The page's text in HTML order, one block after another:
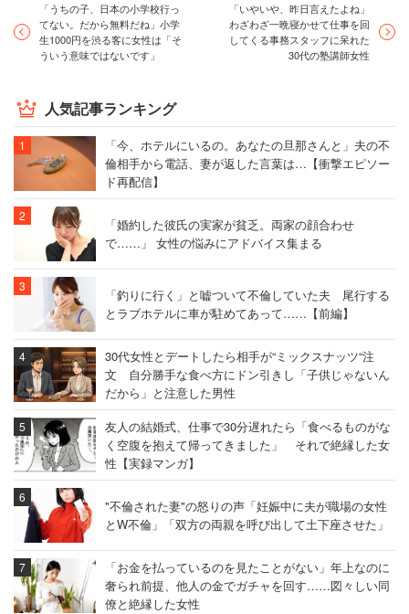
「うちの子、日本の小学校行っ
てない。だから無料だね」小学
生1000円を渋る客に女性は「そ
ういう意味ではないです」
「いやいや、昨日言えたよね」
わざわざ一晩寝かせて仕事を回
してくる事務スタッフに呆れた
30代の塾講師女性
人気記事ランキング
「今、ホテルにいるの。あなたの旦那さんと」夫の不
倫相手から電話、妻が返した言葉は…【衝撃エピソー
ド再配信】
「婚約した彼氏の実家が貧乏。両家の顔合わせ
で……」 女性の悩みにアドバイス集まる
「釣りに行く」と嘘ついて不倫していた夫 尾行する
とラブホテルに車が駐めてあって……【前編】
30代女性とデートしたら相手が“ミックスナッツ“注
文 自分勝手な食べ方にドン引きし「子供じゃないん
だから」と注意した男性
友人の結婚式、仕事で30分遅れたら「食べるものがな
く空腹を抱えて帰ってきました」 それで絶縁した女
性【実録マンガ】
"不倫された妻"の怒りの声「妊娠中に夫が職場の女性
とW不倫」「双方の両親を呼び出して土下座させた」
「お金を払っているのを見たことがない」年上なのに
奢られ前提、他人の金でガチャを回す……図々しい同
僚と絶縁した女性